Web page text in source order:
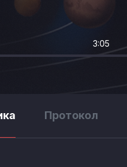
3:05
Протокол